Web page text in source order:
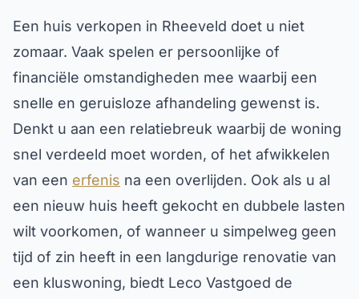
Een huis verkopen in Rheeveld doet u niet
zomaar. Vaak spelen er persoonlijke of
financiële omstandigheden mee waarbij een
snelle en geruisloze afhandeling gewenst is.
Denkt u aan een relatiebreuk waarbij de woning
snel verdeeld moet worden, of het afwikkelen
van een erfenis na een overlijden. Ook als u al
een nieuw huis heeft gekocht en dubbele lasten
wilt voorkomen, of wanneer u simpelweg geen
tijd of zin heeft in een langdurige renovatie van
een kluswoning, biedt Leco Vastgoed de